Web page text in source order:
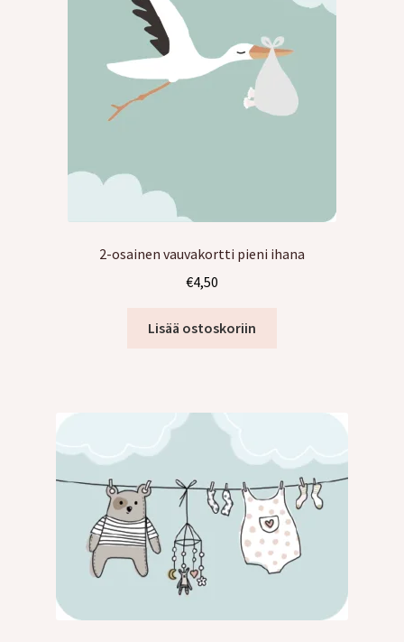
2-osainen vauvakortti pieni ihana
€4,50
Lisää ostoskoriin